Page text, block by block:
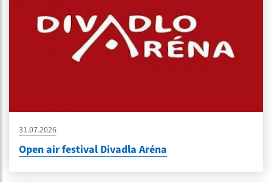
31.07.2026
Open air festival Divadla Aréna